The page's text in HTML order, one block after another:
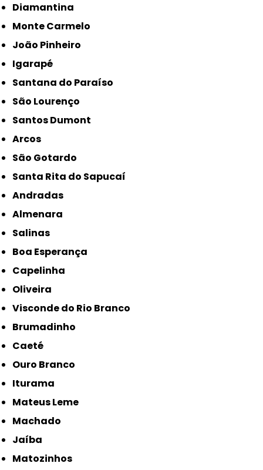
Diamantina
Monte Carmelo
João Pinheiro
Igarapé
Santana do Paraíso
São Lourenço
Santos Dumont
Arcos
São Gotardo
Santa Rita do Sapucaí
Andradas
Almenara
Salinas
Boa Esperança
Capelinha
Oliveira
Visconde do Rio Branco
Brumadinho
Caeté
Ouro Branco
Iturama
Mateus Leme
Machado
Jaíba
Matozinhos